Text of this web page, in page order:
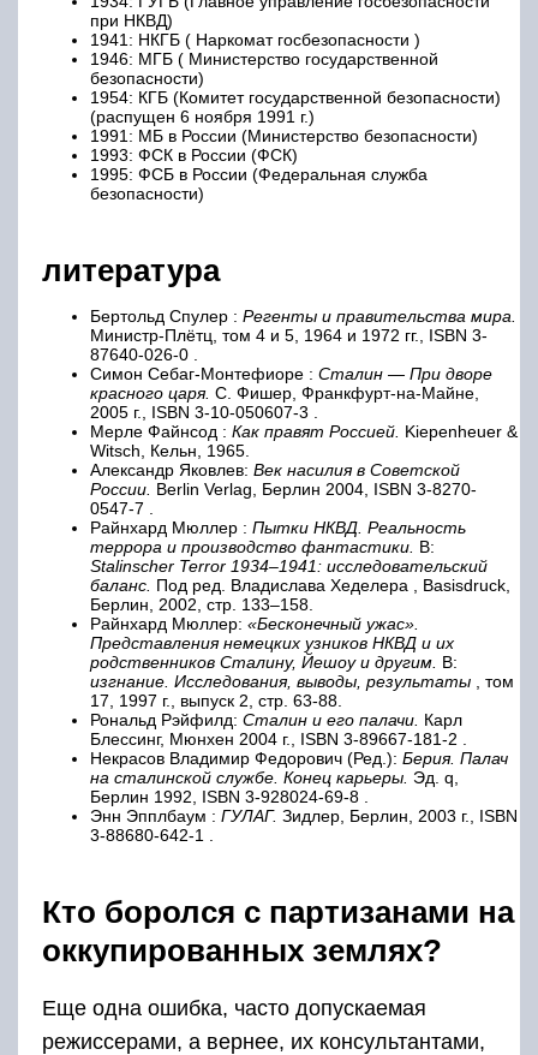
при НКВД)
1941: НКГБ ( Наркомат госбезопасности )
1946: МГБ ( Министерство государственной
безопасности)
1954: КГБ (Комитет государственной безопасности)
(распущен 6 ноября 1991 г.)
1991: МБ в России (Министерство безопасности)
1993: ФСК в России (ФСК)
1995: ФСБ в России (Федеральная служба
безопасности)
литература
Бертольд Спулер : Регенты и правительства мира.
Министр-Плётц, том 4 и 5, 1964 и 1972 гг., ISBN 3-
87640-026-0 .
Симон Себаг-Монтефиоре : Сталин — При дворе
красного царя. С. Фишер, Франкфурт-на-Майне,
2005 г., ISBN 3-10-050607-3 .
Мерле Файнсод : Как правят Россией. Kiepenheuer &
Witsch, Кельн, 1965.
Александр Яковлев: Век насилия в Советской
России. Berlin Verlag, Берлин 2004, ISBN 3-8270-
0547-7 .
Райнхард Мюллер : Пытки НКВД. Реальность
террора и производство фантастики. В:
Stalinscher Terror 1934–1941: исследовательский
баланс. Под ред. Владислава Хеделера , Basisdruck,
Берлин, 2002, стр. 133–158.
Райнхард Мюллер: «Бесконечный ужас».
Представления немецких узников НКВД и их
родственников Сталину, Йешоу и другим. В:
изгнание. Исследования, выводы, результаты , том
17, 1997 г., выпуск 2, стр. 63-88.
Рональд Рэйфилд: Сталин и его палачи. Карл
Блессинг, Мюнхен 2004 г., ISBN 3-89667-181-2 .
Некрасов Владимир Федорович (Ред.): Берия. Палач
на сталинской службе. Конец карьеры. Эд. q,
Берлин 1992, ISBN 3-928024-69-8 .
Энн Эпплбаум : ГУЛАГ. Зидлер, Берлин, 2003 г., ISBN
3-88680-642-1 .
Кто боролся с партизанами на
оккупированных землях?
Еще одна ошибка, часто допускаемая
режиссерами, а вернее, их консультантами,